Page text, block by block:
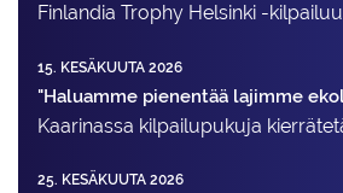
Finlandia Trophy Helsinki -
15. KESÄKUUTA 2026
"Haluamme pienentää lajimme
Kaarinassa kilpailupukuja
25. KESÄKUUTA 2026